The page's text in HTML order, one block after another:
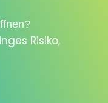
Risiko,